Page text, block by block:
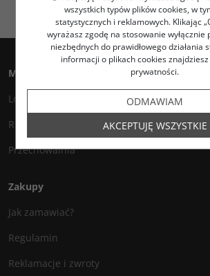
Moje konto
Logowanie
Rejestracja
Przechowalnia
Zakupy
Jak zamawiać?
Regulamin
Reklamacje i zwroty
wszystkich typów plików cookies, w
statystycznych i reklamowych. Klikając
wyrażasz zgodę na stosowanie wyłącznie
niezbędnych do prawidłowego działania
informacji o plikach cookies znajdziesz
prywatności.
ODMAWIAM
AKCEPTUJĘ WSZYSTKIE